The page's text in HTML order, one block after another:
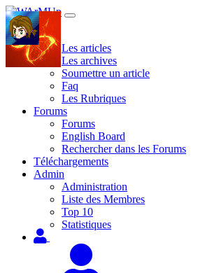
Site
Les articles
Les archives
Soumettre un article
Faq
Les Rubriques
Forums
Forums
English Board
Rechercher dans les Forums
Téléchargements
Admin
Administration
Liste des Membres
Top 10
Statistiques